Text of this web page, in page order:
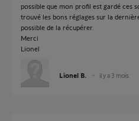
possible que mon profil est gardé ces
trouvé les bons réglages sur la
possible de la récupérer.
Merci
Lionel
Lionel B. il y a 3 mois